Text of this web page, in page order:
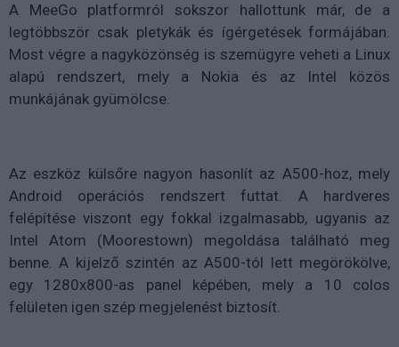
A MeeGo platformról sokszor hallottunk már, de a
legtöbbször csak pletykák és ígérgetések formájában.
Most végre a nagyközönség is szemügyre veheti a Linux
alapú rendszert, mely a Nokia és az Intel közös
munkájának gyümölcse.
Az eszköz külsőre nagyon hasonlít az A500-hoz, mely
Android operációs rendszert futtat. A hardveres
felépítése viszont egy fokkal izgalmasabb, ugyanis az
Intel Atom (Moorestown) megoldása található meg
benne. A kijelző szintén az A500-tól lett megörökölve,
egy 1280x800-as panel képében, mely a 10 colos
felületen igen szép megjelenést biztosít.